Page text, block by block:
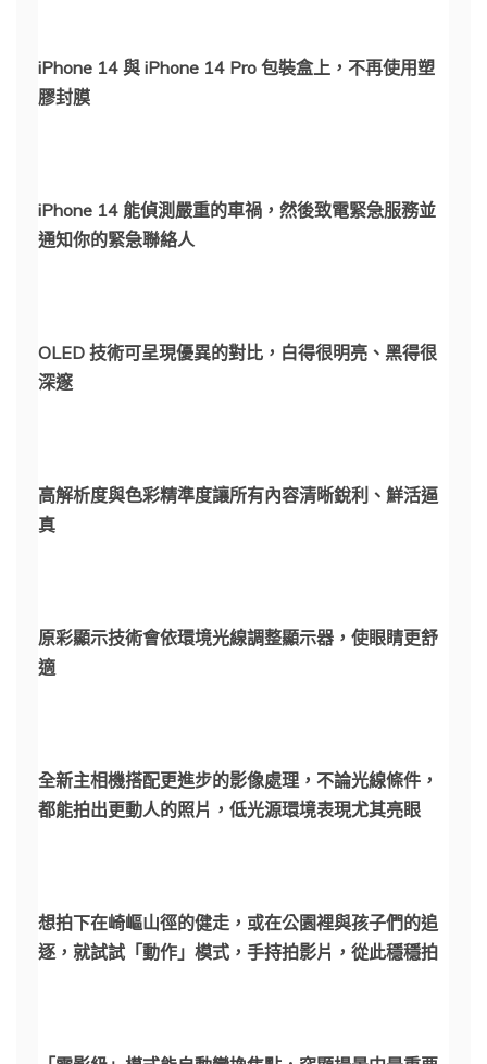
iPhone 14 與 iPhone 14 Pro 包裝盒上，不再使用塑
膠封膜
iPhone 14 能偵測嚴重的車禍，然後致電緊急服務並
通知你的緊急聯絡人
OLED 技術可呈現優異的對比，白得很明亮、黑得很
深邃
高解析度與色彩精準度讓所有內容清晰銳利、鮮活逼
真
原彩顯示技術會依環境光線調整顯示器，使眼睛更舒
適
全新主相機搭配更進步的影像處理，不論光線條件，
都能拍出更動人的照片，低光源環境表現尤其亮眼
想拍下在崎嶇山徑的健走，或在公園裡與孩子們的追
逐，就試試「動作」模式，手持拍影片，從此穩穩拍